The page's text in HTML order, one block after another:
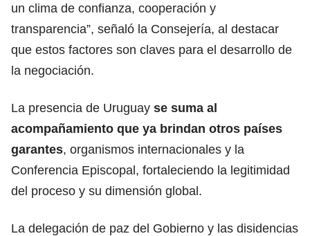
un clima de confianza, cooperación y
transparencia”, señaló la Consejería, al destacar
que estos factores son claves para el desarrollo de
la negociación.
La presencia de Uruguay se suma al
acompañamiento que ya brindan otros países
garantes, organismos internacionales y la
Conferencia Episcopal, fortaleciendo la legitimidad
del proceso y su dimensión global.
La delegación de paz del Gobierno y las disidencias